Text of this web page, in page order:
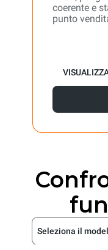
coerente e
punto
Seleziona il